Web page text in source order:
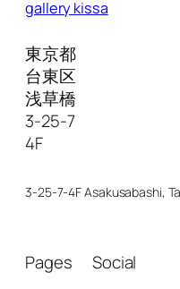
gallery kissa
東京都
台東区
浅草橋
3-25-7
4F
3-25-7-4F Asakusabashi,
Pages Social